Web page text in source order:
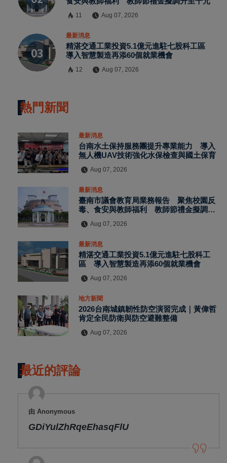
11 Aug 07, 2026
最新消息
精湛交通工業投資5.1億元進駐七股科工區
導入智慧製造再添60個就業機會
12 Aug 07, 2026
熱門新聞
最新消息
台南水土保持服務團提升專業能力 導入
無人機UAV技術強化水保檢查與國土保育
Aug 07, 2026
最新消息
臺南市議會教育局業務報告 聚焦校園反
毒、食安與教師福利 教師節禮金擬調升
Aug 07, 2026
最新消息
精湛交通工業投資5.1億元進駐七股科工
區 導入智慧製造再添60個就業機會
Aug 07, 2026
地方新聞
2026台南城鎮韌性防空演習完成｜黃偉哲
肯定全民防衛與防空避難整備
Aug 07, 2026
最近的評論
由 Anonymous
GDiYulZhRqeEhasqFlU
請加入LINE好友連結
中 華 超 傳 媒
Https://reurl.cc/adqW77
訂閱